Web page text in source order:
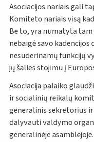
Asociacijos nariais gali
Komiteto nariais visą
Be to, yra numatyta
nebaigė savo
nesuderinamų funkcijų
jų šalies stojimu į
Asociacija palaiko
ir socialinių reikalų
generalinis sekretorius
dalyvauti valdymo
generalinėje asamblėjoje.